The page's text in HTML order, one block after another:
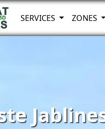
SERVICES ZONES